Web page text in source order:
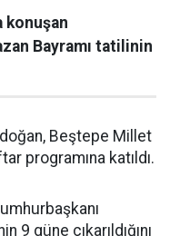
konuşan
Bayramı tatilinin
Beştepe Millet
programına katıldı.
9 güne çıkarıldığını